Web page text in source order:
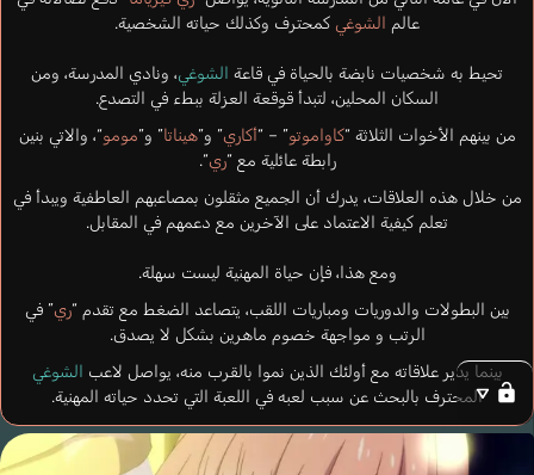
عالم الشوغي كمحترف وكذلك حياته الشخصية.
تحيط به شخصيات نابضة بالحياة في قاعة الشوغي، ونادي المدرسة، ومن
السكان المحلين، لتبدأ قوقعة العزلة ببطء في التصدع.
من بينهم الأخوات الثلاثة “كاواموتو” – “أكاري” و”هيناتا” و”مومو“، والاتي بنين
رابطة عائلية مع “ري“.
من خلال هذه العلاقات، يدرك أن الجميع مثقلون بمصاعبهم العاطفية ويبدأ في
تعلم كيفية الاعتماد على الآخرين مع دعمهم في المقابل.
ومع هذا، فإن حياة المهنية ليست سهلة.
بين البطولات والدوريات ومباريات اللقب، يتصاعد الضغط مع تقدم “ري” في
الرتب و مواجهة خصوم ماهرين بشكل لا يصدق.
بينما يدير علاقاته مع أولئك الذين نموا بالقرب منه، يواصل لاعب الشوغي
المحترف بالبحث عن سبب لعبه في اللعبة التي تحدد حياته المهنية.